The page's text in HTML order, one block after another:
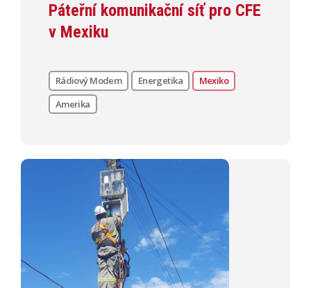
Páteřní komunikační síť pro CFE
v Mexiku
Rádiový Modem Energetika
Mexiko
Amerika